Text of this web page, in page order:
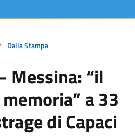
Dalla Stampa
Messina: “il
a 33
di Capaci